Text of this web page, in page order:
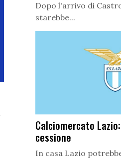
Dopo l'arrivo di
starebbe...
Calciomercato
cessione
In casa Lazio